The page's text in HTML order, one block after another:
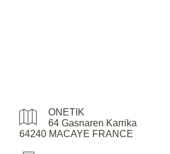
ONETIK
64 Gasnaren Karrika
64240 MACAYE FRANCE